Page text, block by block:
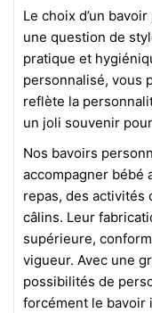
Le choix d’un
une question de
pratique et
personnalisé, vous
reflète la
un joli souvenir
Nos bavoirs
accompagner bébé
repas, des activités
câlins. Leur
supérieure,
vigueur. Avec une
possibilités de
forcément le bavoir